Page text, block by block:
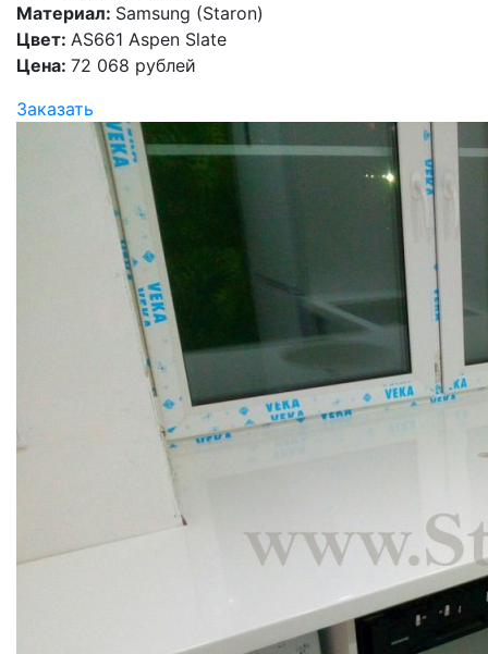
Материал: Samsung (Staron)
Цвет: AS661 Aspen Slate
Цена: 72 068 рублей
Заказать